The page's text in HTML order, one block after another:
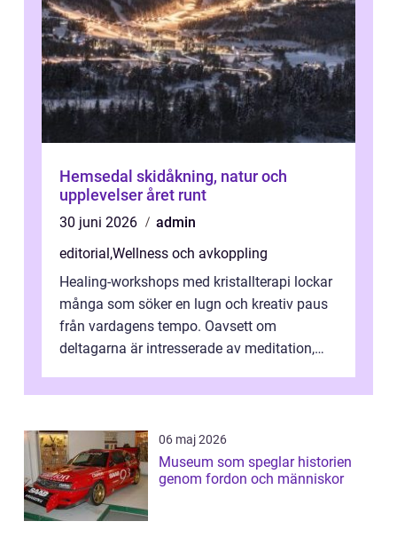
Hemsedal skidåkning, natur och
upplevelser året runt
30 juni 2026
admin
editorial,Wellness och avkoppling
Healing-workshops med kristallterapi lockar
många som söker en lugn och kreativ paus
från vardagens tempo. Oavsett om
deltagarna är intresserade av meditation,
06 maj 2026
Museum som speglar historien
genom fordon och människor